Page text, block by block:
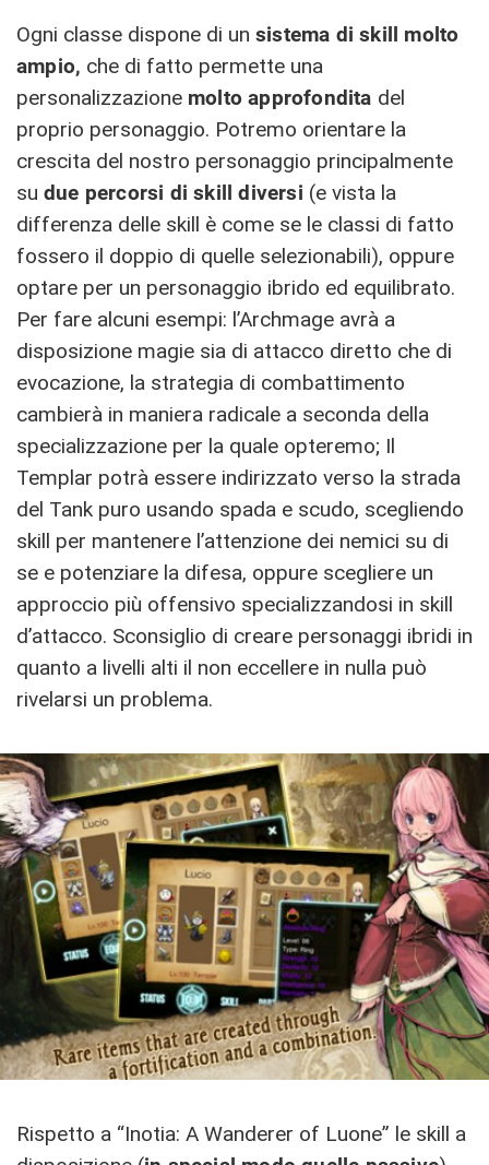
Ogni classe dispone di un sistema di skill molto
ampio, che di fatto permette una
personalizzazione molto approfondita del
proprio personaggio. Potremo orientare la
crescita del nostro personaggio principalmente
su due percorsi di skill diversi (e vista la
differenza delle skill è come se le classi di fatto
fossero il doppio di quelle selezionabili), oppure
optare per un personaggio ibrido ed equilibrato.
Per fare alcuni esempi: l’Archmage avrà a
disposizione magie sia di attacco diretto che di
evocazione, la strategia di combattimento
cambierà in maniera radicale a seconda della
specializzazione per la quale opteremo; Il
Templar potrà essere indirizzato verso la strada
del Tank puro usando spada e scudo, scegliendo
skill per mantenere l’attenzione dei nemici su di
se e potenziare la difesa, oppure scegliere un
approccio più offensivo specializzandosi in skill
d’attacco. Sconsiglio di creare personaggi ibridi in
quanto a livelli alti il non eccellere in nulla può
rivelarsi un problema.
Rispetto a “Inotia: A Wanderer of Luone” le skill a